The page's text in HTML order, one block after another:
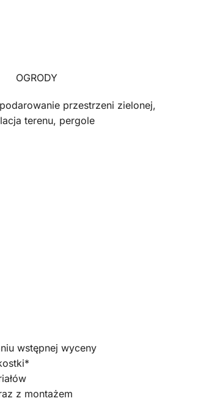
OGRODY
przestrzeni zielonej,
terenu, pergole
wstępnej wyceny
z montażem